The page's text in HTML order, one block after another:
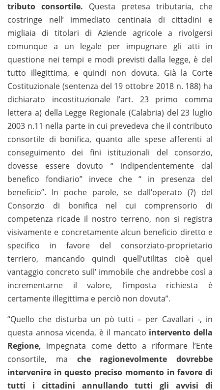
tributo consortile. Questa pretesa tributaria, che
costringe nell’ immediato centinaia di cittadini e
migliaia di titolari di Aziende agricole a rivolgersi
comunque a un legale per impugnare gli atti in
questione nei tempi e modi previsti dalla legge, è del
tutto illegittima, e quindi non dovuta. Già la Corte
Costituzionale (sentenza del 19 ottobre 2018 n. 188) ha
dichiarato incostituzionale l’art. 23 primo comma
lettera a) della Legge Regionale (Calabria) del 23 luglio
2003 n.11 nella parte in cui prevedeva che il contributo
consortile di bonifica, quanto alle spese afferenti al
conseguimento dei fini istituzionali del consorzio,
dovesse essere dovuto “ indipendentemente dal
benefico fondiario” invece che “ in presenza del
beneficio”. In poche parole, se dall’operato (?) del
Consorzio di bonifica nel cui comprensorio di
competenza ricade il nostro terreno, non si registra
visivamente e concretamente alcun beneficio diretto e
specifico in favore del consorziato-proprietario
terriero, mancando quindi quell’utilitas cioè quel
vantaggio concreto sull’ immobile che andrebbe così a
incrementarne il valore, l’imposta richiesta è
certamente illegittima e perciò non dovuta”.
“Quello che disturba un pò tutti – per Cavallari -, in
questa annosa vicenda, è il mancato intervento della
Regione, impegnata come detto a riformare l’Ente
consortile, ma che ragionevolmente dovrebbe
intervenire in questo preciso momento in favore di
tutti i cittadini annullando tutti gli avvisi di